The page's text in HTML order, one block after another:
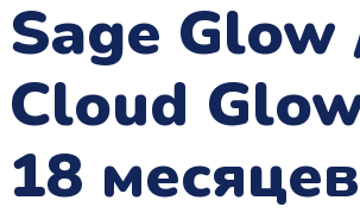
Sage Glow
Cloud
18 месяцев